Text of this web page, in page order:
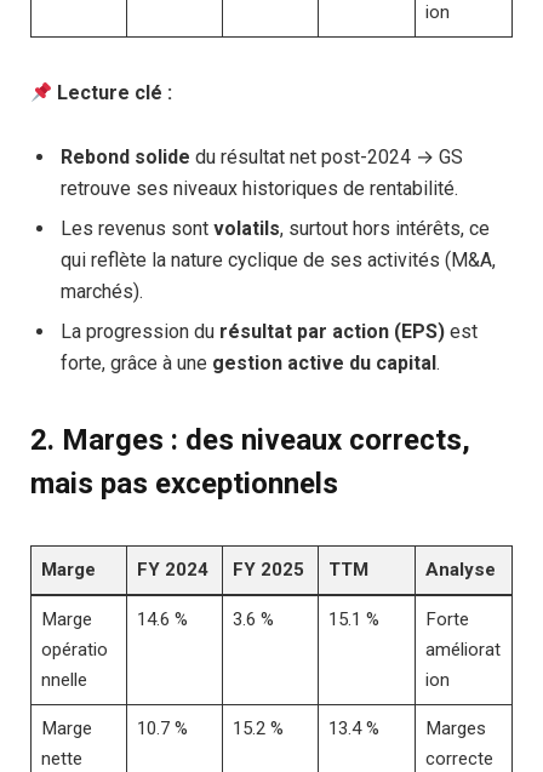
ion
Lecture clé :
Rebond solide du résultat net post-2024 → GS
retrouve ses niveaux historiques de rentabilité.
Les revenus sont volatils, surtout hors intérêts, ce
qui reflète la nature cyclique de ses activités (M&A,
marchés).
La progression du résultat par action (EPS) est
forte, grâce à une gestion active du capital.
2. Marges : des niveaux corrects,
mais pas exceptionnels
Marge FY 2024 FY 2025 TTM Analyse
Marge
opératio
nnelle
14.6 % 3.6 % 15.1 %
Forte
améliorat
ion
Marge
nette
10.7 % 15.2 % 13.4 %
Marges
correcte